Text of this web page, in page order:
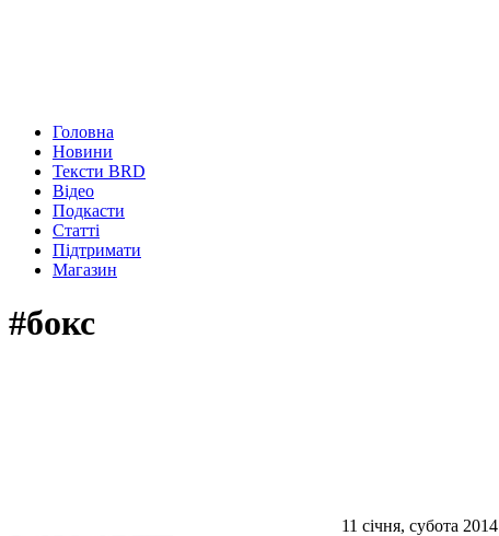
Головна
Новини
Тексти BRD
Відео
Подкасти
Статті
Підтримати
Магазин
#бокс
11 січня, субота 2014